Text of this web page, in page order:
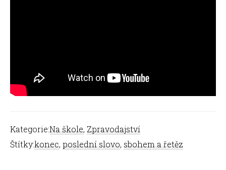
Kategorie:Na škole, Zpravodajství
Štítky:konec, poslední slovo, sbohem a řetěz